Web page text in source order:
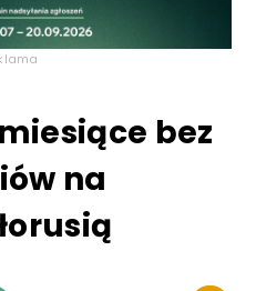
bez
na